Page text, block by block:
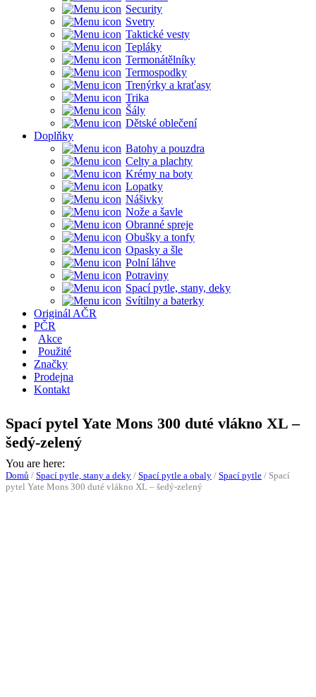
Security
Svetry
Taktické vesty
Tepláky
Termonátělníky
Termospodky
Trenýrky a kraťasy
Trika
Šály
Dětské oblečení
Doplňky
Batohy a pouzdra
Celty a plachty
Krémy na boty
Lopatky
Nášivky
Nože a šavle
Obranné spreje
Obušky a tonfy
Opasky a šle
Polní láhve
Potraviny
Spací pytle, stany, deky
Svítilny a baterky
Originál AČR
PČR
Akce
Použité
Značky
Prodejna
Kontakt
Spací pytel Yate Mons 300 duté vlákno XL –
šedý-zelený
You are here:
Domů / Spací pytle, stany a deky / Spací pytle a obaly / Spací pytle / Spací
pytel Yate Mons 300 duté vlákno XL – šedý-zelený